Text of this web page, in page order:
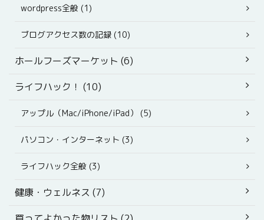
wordpress全般 (1)
ブログアクセス数の記録 (10)
ホールフーズマーケット (6)
ライフハック！ (10)
アップル（Mac/iPhone/iPad） (5)
パソコン・インターネット (3)
ライフハック全般 (3)
健康・ウェルネス (7)